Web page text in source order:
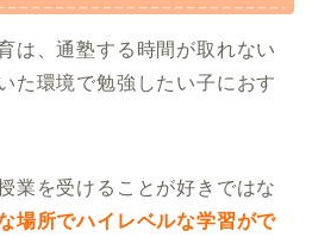
は、通塾する時間が取れない
た環境で勉強したい子におす
業を受けることが好きではな
場所でハイレベルな学習がで